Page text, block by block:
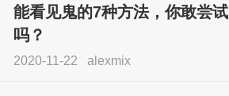
能看见鬼的7种方法，你敢尝试
吗？
2020-11-22 alexmix